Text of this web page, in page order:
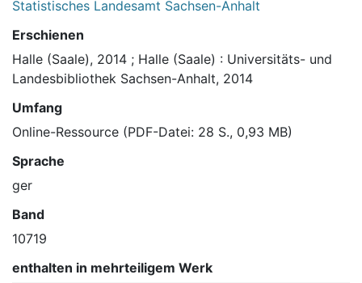
Statistisches Landesamt Sachsen-Anhalt
Erschienen
Halle (Saale), 2014 ; Halle (Saale) : Universitäts- und
Landesbibliothek Sachsen-Anhalt, 2014
Umfang
Online-Ressource (PDF-Datei: 28 S., 0,93 MB)
Sprache
ger
Band
10719
enthalten in mehrteiligem Werk